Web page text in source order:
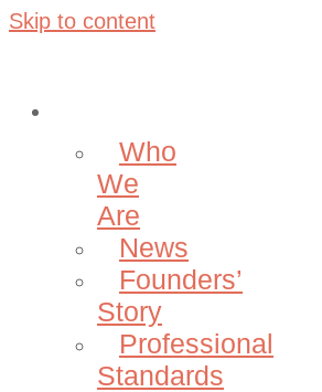
Skip to content
Who
We
Are
News
Founders’
Story
Professional
Standards